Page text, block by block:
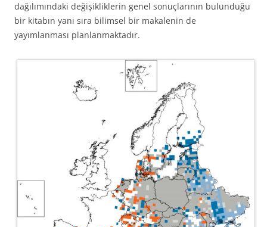
dağılımındaki değişikliklerin genel sonuçlarının bulunduğu
bir kitabın yanı sıra bilimsel bir makalenin de
yayımlanması planlanmaktadır.